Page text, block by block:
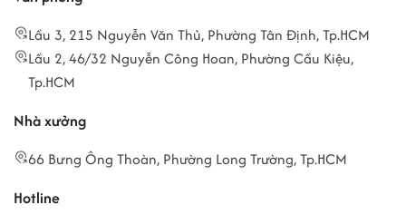
Lầu 3, 215 Nguyễn Văn Thủ, Phường Tân Định, Tp.HCM
Lầu 2, 46/32 Nguyễn Công Hoan, Phường Cầu Kiệu,
Tp.HCM
Nhà xưởng
66 Bưng Ông Thoàn, Phường Long Trường, Tp.HCM
Hotline